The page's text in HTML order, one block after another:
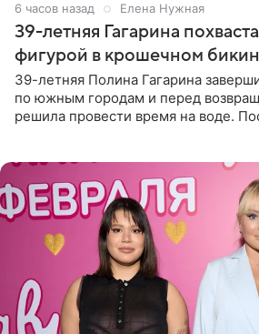
6 часов назад Елена Нужная
39-летняя Гагарина
фигурой в крошечном
39-летняя Полина Гагарина
по южным городам и перед
решила провести время на воде.